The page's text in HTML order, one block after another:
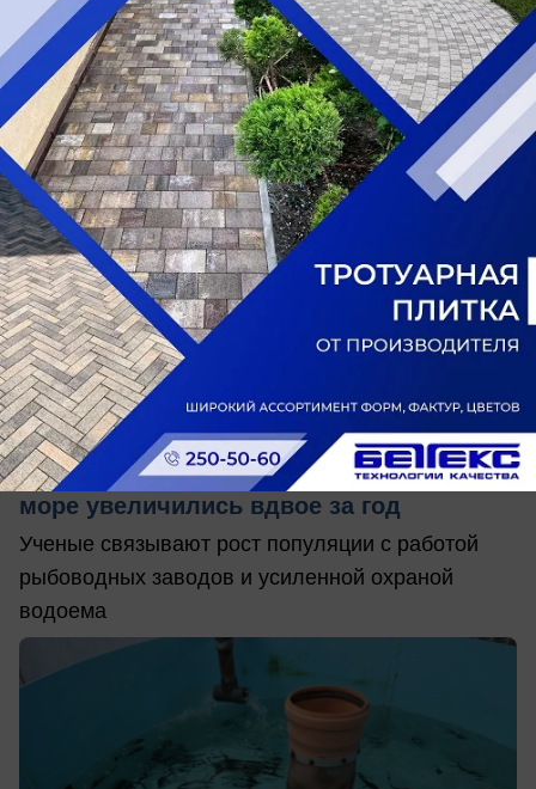
вчера в 18:00
Общество
Запасы русского осетра в Азовском
море увеличились вдвое за год
Ученые связывают рост популяции с работой
рыбоводных заводов и усиленной охраной
водоема